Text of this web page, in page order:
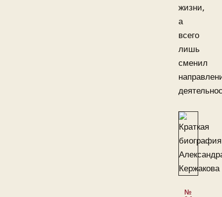
жизни,
а
всего
лишь
сменил